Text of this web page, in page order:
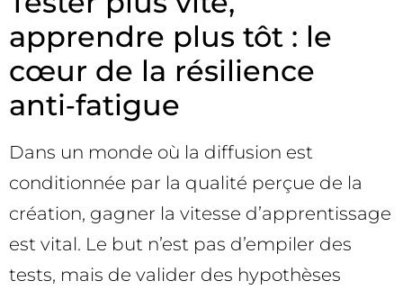
apprendre plus tôt : le
cœur de la résilience
anti‑fatigue
Dans un monde où la diffusion est
conditionnée par la qualité perçue de la
création, gagner la vitesse d’apprentissage
est vital. Le but n’est pas d’empiler des
tests, mais de valider des hypothèses